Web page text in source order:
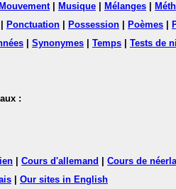
Mouvement| Musique Mélanges
Ponctuation Possession Poèmes
Synonymes Temps Tests de
:
Cours d'allemand Cours de
Our sites in English